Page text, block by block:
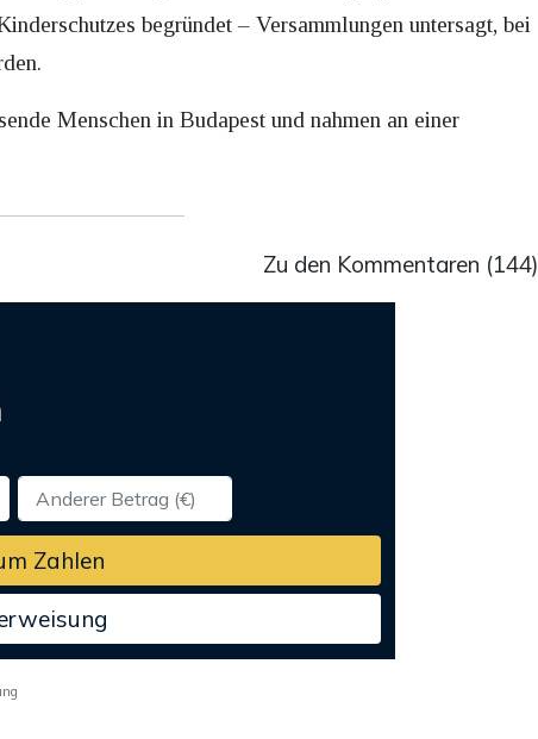
begründet – Versammlungen untersagt, bei
Menschen in Budapest und nahmen an einer
Zu den Kommentaren (144)
Zahlen